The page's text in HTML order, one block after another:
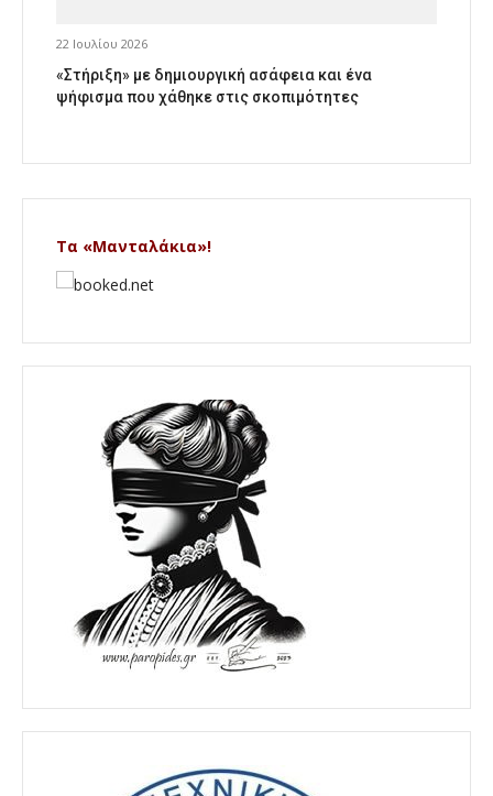
22 Ιουλίου 2026
«Στήριξη» με δημιουργική ασάφεια και ένα
ψήφισμα που χάθηκε στις σκοπιμότητες
Τα «Μανταλάκια»!